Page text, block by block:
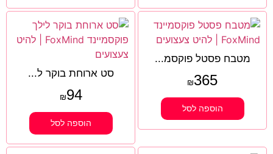
מטבח פסטל פוקסמ...
₪365
הוספה לסל
סט ארוחת בוקר ל...
₪94
הוספה לסל